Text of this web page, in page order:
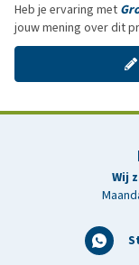
Heb je ervaring met
jouw mening over dit
Wij